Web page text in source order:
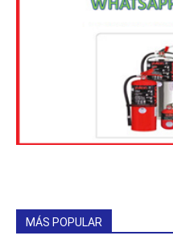
MÁS POPULAR